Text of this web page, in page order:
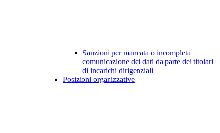
Sanzioni per mancata o incompleta
comunicazione dei dati da parte dei titolari
di incarichi dirigenziali
Posizioni organizzative